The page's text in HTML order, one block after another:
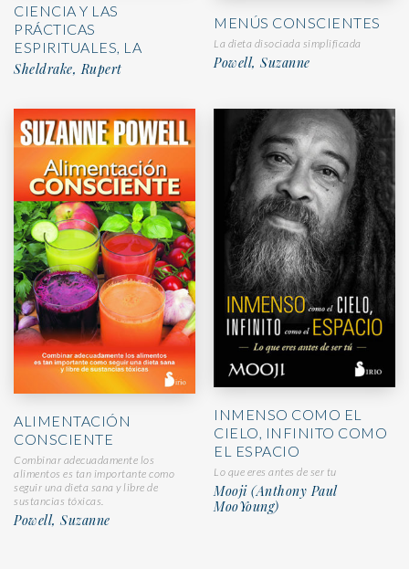
CIENCIA Y LAS
PRÁCTICAS
ESPIRITUALES, LA
Sheldrake, Rupert
MENÚS CONSCIENTES
La dieta disociada simplificada
Powell, Suzanne
ALIMENTACIÓN
CONSCIENTE
Combinar adecuadamente los
alimentos es tan importante como
seguir una dieta sana y libre de
sustancias tóxicas.
Powell, Suzanne
INMENSO COMO EL
CIELO, INFINITO COMO
EL ESPACIO
Lo que eres antes de ser tu
Mooji (Anthony Paul
MooYoung)